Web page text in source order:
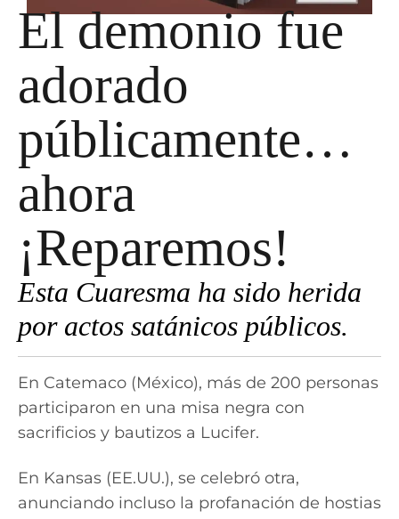
El demonio fue
adorado
públicamente…
ahora
¡Reparemos!
Esta Cuaresma ha sido herida
por actos satánicos públicos.
En Catemaco (México), más de 200 personas
participaron en una misa negra con
sacrificios y bautizos a Lucifer.
En Kansas (EE.UU.), se celebró otra,
anunciando incluso la profanación de hostias